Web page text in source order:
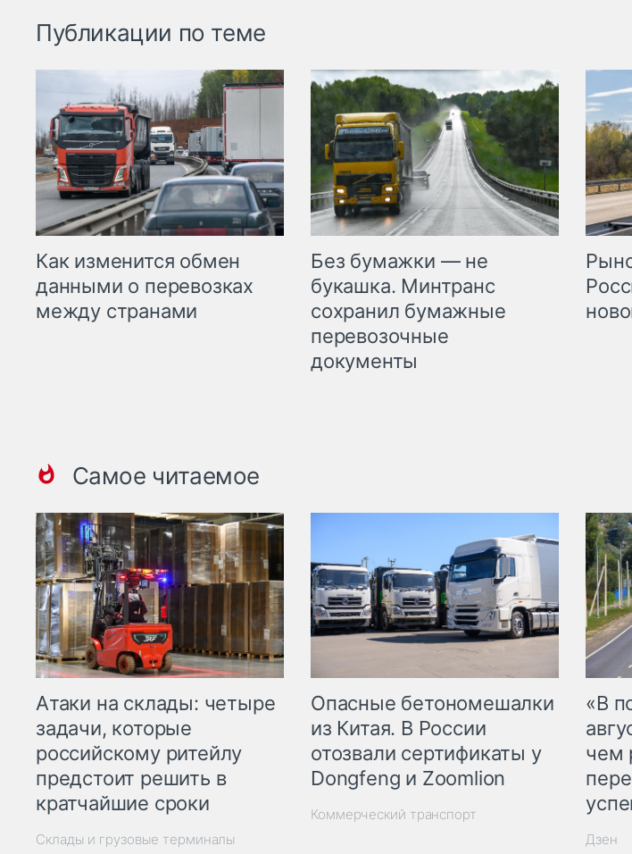
Публикации по теме
Как изменится обмен
данными о перевозках
между странами
Без бумажки — не
букашка. Минтранс
сохранил бумажные
перевозочные
документы
Самое читаемое
Атаки на склады: четыре
задачи, которые
российскому ритейлу
предстоит решить в
кратчайшие сроки
Склады и грузовые терминалы
Опасные бетономешалки
из Китая. В России
отозвали сертификаты у
Dongfeng и Zoomlion
Коммерческий транспорт
«В
чем
Дзен